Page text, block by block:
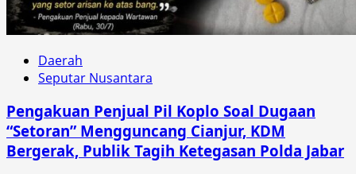
Daerah
Seputar Nusantara
Pengakuan Penjual Pil Koplo Soal Dugaan
“Setoran” Mengguncang Cianjur, KDM
Bergerak, Publik Tagih Ketegasan Polda Jabar